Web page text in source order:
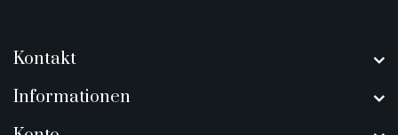
Kontakt
Informationen